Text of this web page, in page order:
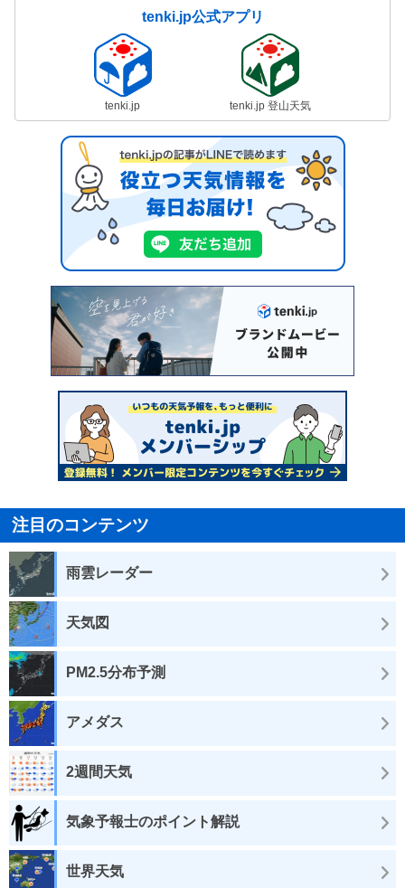
tenki.jp公式アプリ
tenki.jp tenki.jp 登山天気
注目のコンテンツ
雨雲レーダー
天気図
PM2.5分布予測
アメダス
2週間天気
気象予報士のポイント解説
世界天気